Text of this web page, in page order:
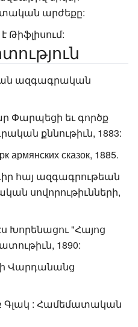
արժեքը:
Թիֆլիսում:
ազգագրական
Փարպեցի եւ գործք
քննութիւն, 1883:
армянских сказок, 1885.
հայ ազգագրութեան
սովորութիւնների,
Խորենացու "Հայոց
1890:
Վարդանանց
Գլակ : Համեմատական